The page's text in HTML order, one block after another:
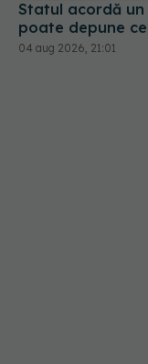
Statul acordă un
poate depune
04 aug 2026, 21:01